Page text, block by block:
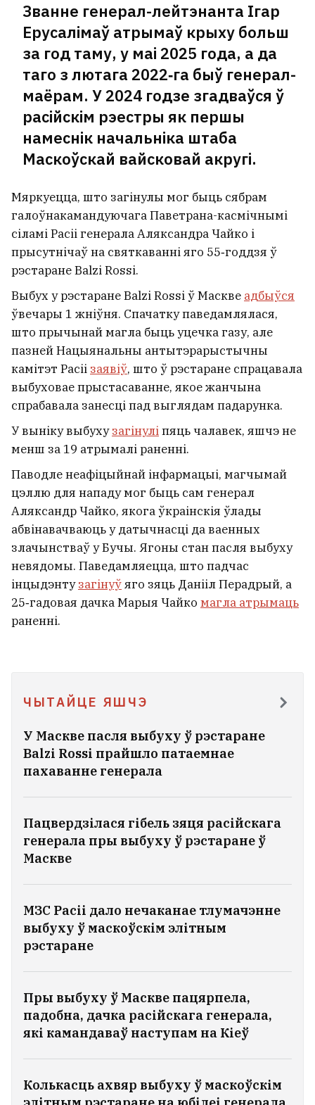
Званне генерал-лейтэнанта Ігар
Ерусалімаў атрымаў крыху больш
за год таму, у маі 2025 года, а да
таго з лютага 2022‑га быў генерал-
маёрам. У 2024 годзе згадваўся ў
расійскім рэестры як першы
намеснік начальніка штаба
Маскоўскай вайсковай акругі.
Мяркуецца, што загінулы мог быць сябрам
галоўнакамандуючага Паветрана-касмічнымі
сіламі Расіі генерала Аляксандра Чайко і
прысутнічаў на святкаванні яго 55‑годдзя ў
рэстаране Balzi Rossi.
Выбух у рэстаране Balzi Rossi ў Маскве адбыўся
ўвечары 1 жніўня. Спачатку паведамлялася,
што прычынай магла быць уцечка газу, але
пазней Нацыянальны антытэрарыстычны
камітэт Расіі заявіў, што ў рэстаране спрацавала
выбуховае прыстасаванне, якое жанчына
спрабавала занесці пад выглядам падарунка.
У выніку выбухузагінуліпяць чалавек, яшчэ не
менш за 19 атрымалі раненні.
Паводле неафіцыйнай інфармацыі, магчымай
цэллю для нападу мог быць сам генерал
Аляксандр Чайко, якога ўкраінскія ўлады
абвінавачваюць у датычнасці да ваенных
злачынстваў у Бучы. Ягоны стан пасля выбуху
невядомы. Паведамляецца, што падчас
інцыдэнтузагінуўяго зяць Данііл Перадрый, а
25‑гадовая дачка Марыя Чайко магла атрымаць
раненні.
ЧЫТАЙЦЕ ЯШЧЭ
У Маскве пасля выбуху ў рэстаране
Balzi Rossi прайшло патаемнае
пахаванне генерала
Пацвердзілася гібель зяця расійскага
генерала пры выбуху ў рэстаране ў
Маскве
МЗС Расіі дало нечаканае тлумачэнне
выбуху ў маскоўскім элітным
рэстаране
Пры выбуху ў Маскве пацярпела,
падобна, дачка расійскага генерала,
які камандаваў наступам на Кіеў
Колькасць ахвяр выбуху ў маскоўскім